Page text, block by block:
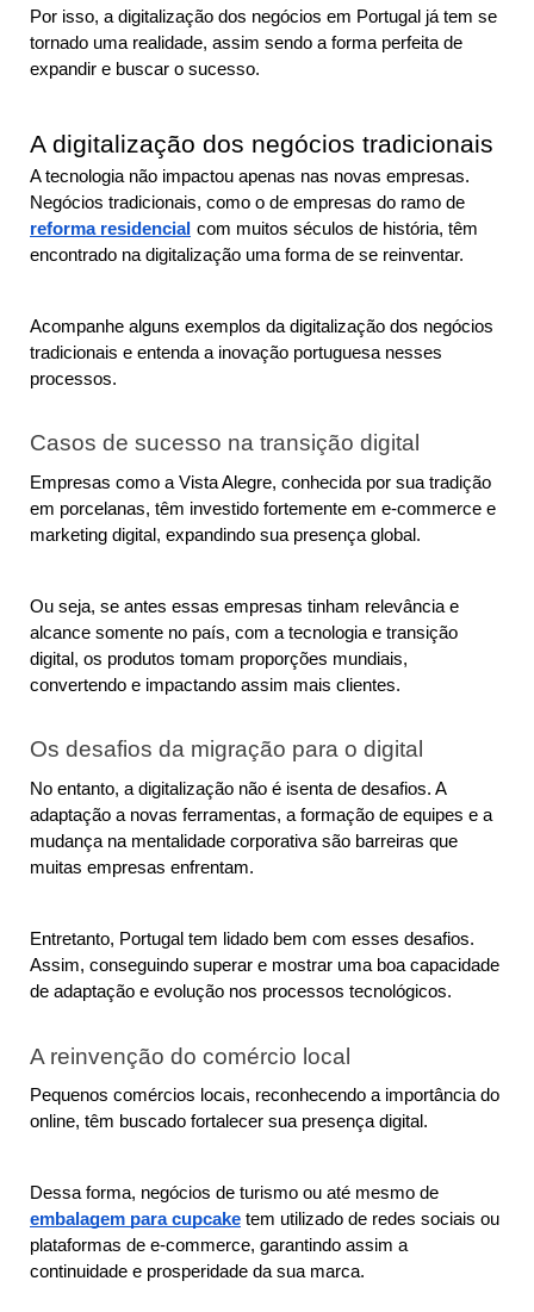
Por isso, a digitalização dos negócios em Portugal já tem se
tornado uma realidade, assim sendo a forma perfeita de
expandir e buscar o sucesso.
A digitalização dos negócios tradicionais
A tecnologia não impactou apenas nas novas empresas.
reforma residencial com muitos séculos de história, têm
encontrado na digitalização uma forma de se reinventar.
Acompanhe alguns exemplos da digitalização dos negócios
tradicionais e entenda a inovação portuguesa nesses
processos.
Casos de sucesso na transição digital
Empresas como a Vista Alegre, conhecida por sua tradição
em porcelanas, têm investido fortemente em e-commerce e
marketing digital, expandindo sua presença global.
Ou seja, se antes essas empresas tinham relevância e
alcance somente no país, com a tecnologia e transição
digital, os produtos tomam proporções mundiais,
convertendo e impactando assim mais clientes.
Os desafios da migração para o digital
No entanto, a digitalização não é isenta de desafios. A
adaptação a novas ferramentas, a formação de equipes e a
mudança na mentalidade corporativa são barreiras que
muitas empresas enfrentam.
Entretanto, Portugal tem lidado bem com esses desafios.
Assim, conseguindo superar e mostrar uma boa capacidade
de adaptação e evolução nos processos tecnológicos.
A reinvenção do comércio local
Pequenos comércios locais, reconhecendo a importância do
online, têm buscado fortalecer sua presença digital.
embalagem para cupcake tem utilizado de redes sociais ou
plataformas de e-commerce, garantindo assim a
continuidade e prosperidade da sua marca.